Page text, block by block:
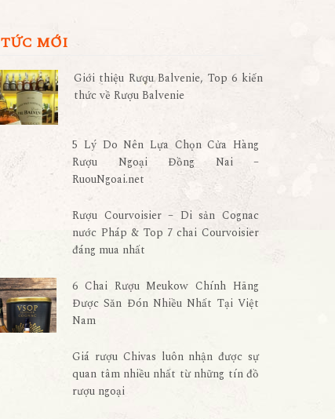
MỚI
Giới thiệu Rượu Balvenie, Top 6 kiến
thức về Rượu Balvenie
5 Lý Do Nên Lựa Chọn Cửa Hàng
Rượu Ngoại Đồng Nai –
RuouNgoai.net
Rượu Courvoisier – Di sản Cognac
nước Pháp & Top 7 chai Courvoisier
đáng mua nhất
6 Chai Rượu Meukow Chính Hãng
Được Săn Đón Nhiều Nhất Tại Việt
Nam
Giá rượu Chivas luôn nhận được sự
quan tâm nhiều nhất từ những tín đồ
rượu ngoại